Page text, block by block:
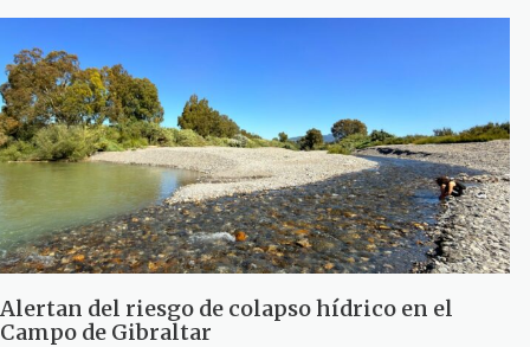
Alertan del riesgo de colapso hídrico en el
Campo de Gibraltar